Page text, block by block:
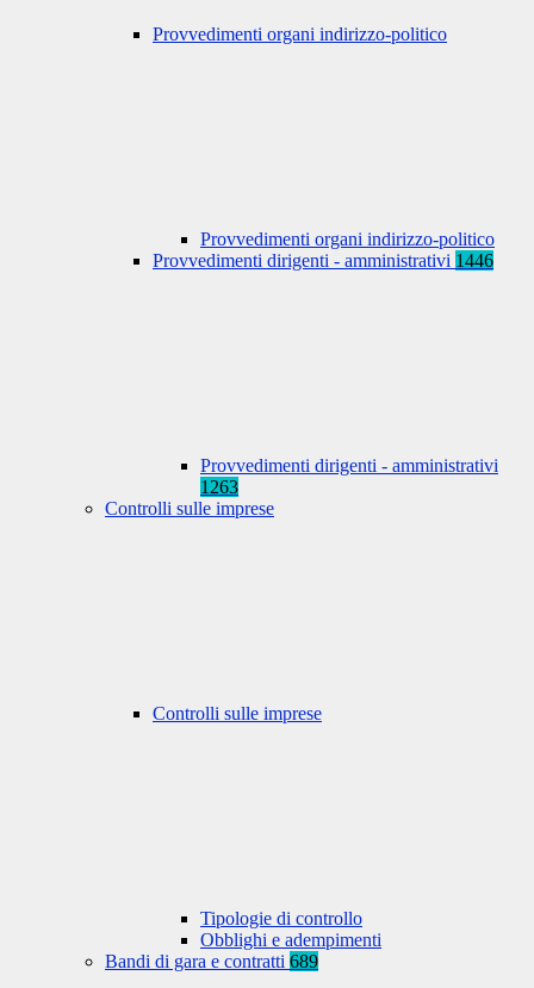
Provvedimenti organi indirizzo-politico
Provvedimenti organi indirizzo-politico
Provvedimenti dirigenti - amministrativi 1446
Provvedimenti dirigenti - amministrativi
1263
Controlli sulle imprese
Controlli sulle imprese
Tipologie di controllo
Obblighi e adempimenti
Bandi di gara e contratti 689